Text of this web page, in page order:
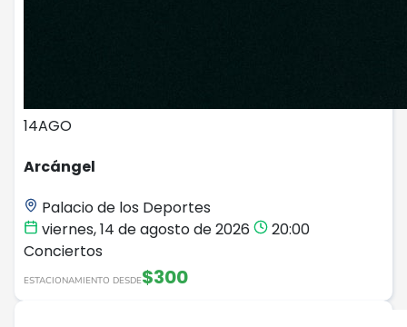
14AGO
Arcángel
Palacio de los Deportes
viernes, 14 de agosto de 2026
20:00
Conciertos
ESTACIONAMIENTO DESDE$300